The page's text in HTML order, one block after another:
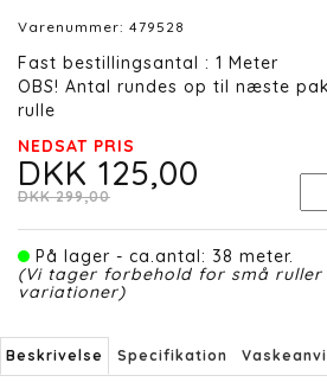
Varenummer: 479528
Fast bestillingsantal : 1 Meter
OBS! Antal rundes op til næste
rulle
NEDSAT PRIS
DKK 125,00
DKK 299,00
På lager - ca.antal: 38 meter.
(Vi tager forbehold for små
variationer)
Beskrivelse Specifikation